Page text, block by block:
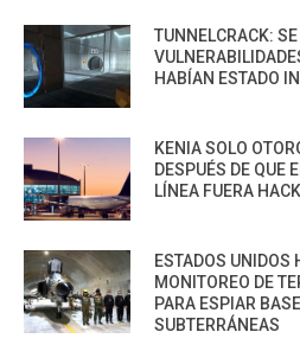
TUNNELCRACK:
HABÍAN ESTADO
KENIA SOLO
DESPUÉS DE QUE
LÍNEA FUERA
ESTADOS UNIDOS
MONITOREO DE
PARA ESPIAR
SUBTERRÁNEAS